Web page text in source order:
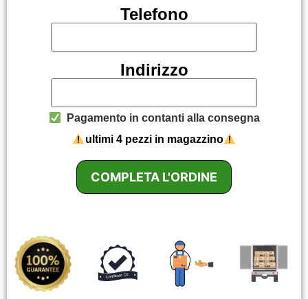
Telefono
Indirizzo
Pagamento in contanti alla consegna
ultimi 4 pezzi in magazzino
COMPLETA L'ORDINE